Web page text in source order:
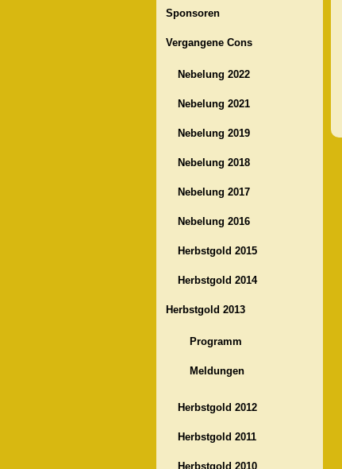
Sponsoren
Vergangene Cons
Nebelung 2022
Nebelung 2021
Nebelung 2019
Nebelung 2018
Nebelung 2017
Nebelung 2016
Herbstgold 2015
Herbstgold 2014
Herbstgold 2013
Programm
Meldungen
Herbstgold 2012
Herbstgold 2011
Herbstgold 2010